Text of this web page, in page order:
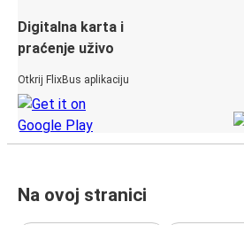
Digitalna karta i
praćenje uživo
Otkrij FlixBus aplikaciju
Na ovoj stranici